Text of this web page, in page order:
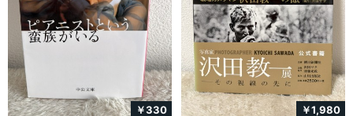
￥330 ￥1,980